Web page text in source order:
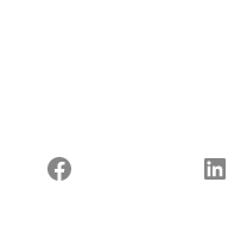
Facebook LinkedIn